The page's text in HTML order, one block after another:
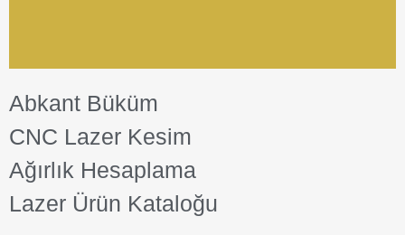
Abkant Büküm
CNC Lazer Kesim
Ağırlık Hesaplama
Lazer Ürün Kataloğu